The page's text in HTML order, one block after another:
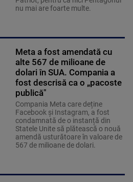
nu mai are foarte multe.
Meta a fost amendată cu
alte 567 de milioane de
dolari în SUA. Compania a
fost descrisă ca o „pacoste
publică"
Compania Meta care deține
Facebook și Instagram, a fost
condamnată de o instanță din
Statele Unite să plătească o nouă
amendă usturătoare în valoare de
567 de milioane de dolari.